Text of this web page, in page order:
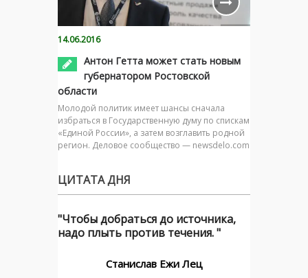
14.06.2016
Антон Гетта может стать новым
губернатором Ростовской
области
Молодой политик имеет шансы сначала
избраться в Государственную думу по спискам
«Единой России», а затем возглавить родной
регион. Деловое сообщество — newsdelo.com
ЦИТАТА ДНЯ
"Чтобы добраться до источника,
надо плыть против течения. "
Станислав Ежи Лец